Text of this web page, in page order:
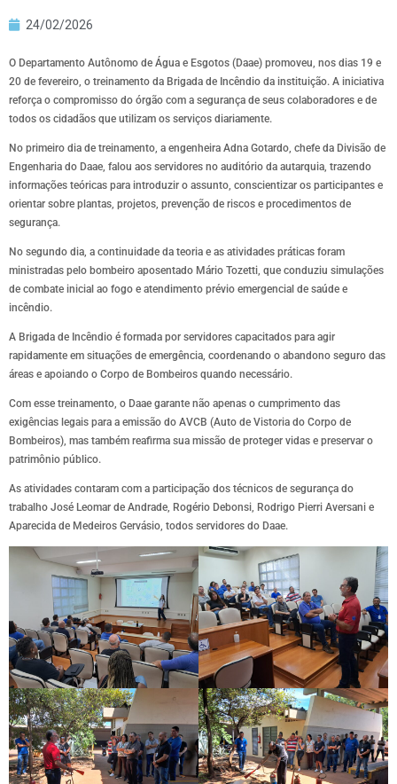
24/02/2026
O Departamento Autônomo de Água e Esgotos (Daae) promoveu, nos dias 19 e
20 de fevereiro, o treinamento da Brigada de Incêndio da instituição. A iniciativa
reforça o compromisso do órgão com a segurança de seus colaboradores e de
todos os cidadãos que utilizam os serviços diariamente.
No primeiro dia de treinamento, a engenheira Adna Gotardo, chefe da Divisão de
Engenharia do Daae, falou aos servidores no auditório da autarquia, trazendo
informações teóricas para introduzir o assunto, conscientizar os participantes e
orientar sobre plantas, projetos, prevenção de riscos e procedimentos de
segurança.
No segundo dia, a continuidade da teoria e as atividades práticas foram
ministradas pelo bombeiro aposentado Mário Tozetti, que conduziu simulações
de combate inicial ao fogo e atendimento prévio emergencial de saúde e
incêndio.
A Brigada de Incêndio é formada por servidores capacitados para agir
rapidamente em situações de emergência, coordenando o abandono seguro das
áreas e apoiando o Corpo de Bombeiros quando necessário.
Com esse treinamento, o Daae garante não apenas o cumprimento das
exigências legais para a emissão do AVCB (Auto de Vistoria do Corpo de
Bombeiros), mas também reafirma sua missão de proteger vidas e preservar o
patrimônio público.
As atividades contaram com a participação dos técnicos de segurança do
trabalho José Leomar de Andrade, Rogério Debonsi, Rodrigo Pierri Aversani e
Aparecida de Medeiros Gervásio, todos servidores do Daae.